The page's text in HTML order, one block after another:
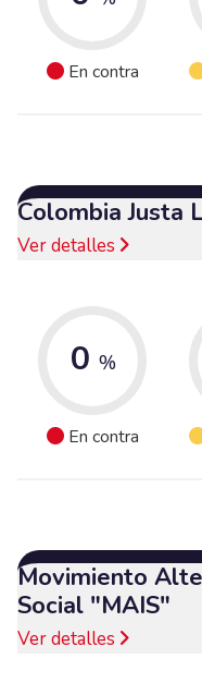
En contra
Colombia Justa
Ver detalles
0 %
En contra
Movimiento
Social "MAIS"
Ver detalles